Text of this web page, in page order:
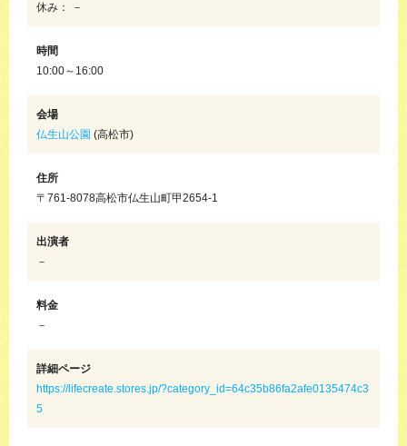
休み： －
時間
10:00～16:00
会場
仏生山公園 (高松市)
住所
〒761-8078高松市仏生山町甲2654-1
出演者
－
料金
－
詳細ページ
https://lifecreate.stores.jp/?category_id=64c35b86fa2afe0135474c3
5